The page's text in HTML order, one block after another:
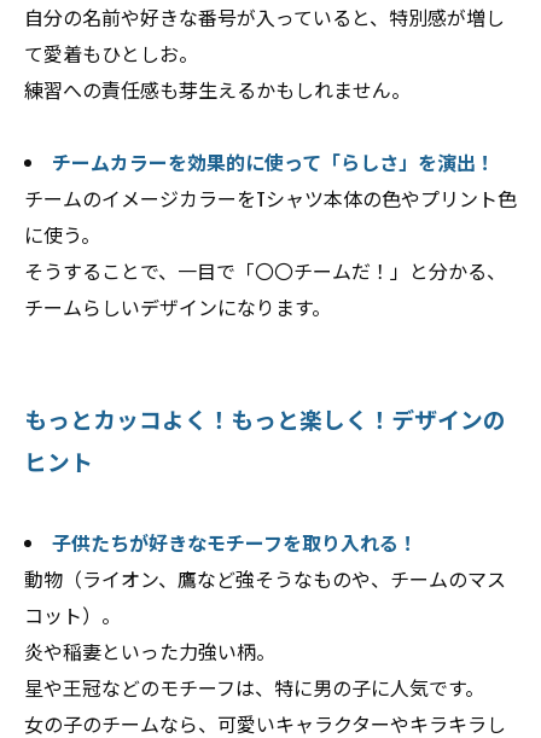
自分の名前や好きな番号が入っていると、特別感が増し
て愛着もひとしお。
練習への責任感も芽生えるかもしれません。
チームカラーを効果的に使って「らしさ」を演出！
チームのイメージカラーをTシャツ本体の色やプリント色
に使う。
そうすることで、一目で「〇〇チームだ！」と分かる、
チームらしいデザインになります。
もっとカッコよく！もっと楽しく！デザインの
ヒント
子供たちが好きなモチーフを取り入れる！
動物（ライオン、鷹など強そうなものや、チームのマス
コット）。
炎や稲妻といった力強い柄。
星や王冠などのモチーフは、特に男の子に人気です。
女の子のチームなら、可愛いキャラクターやキラキラし